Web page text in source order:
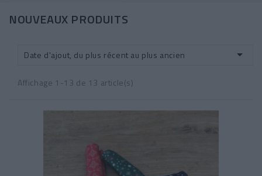
NOUVEAUX PRODUITS
Date d'ajout, du plus récent au plus ancien 
Affichage 1-13 de 13 article(s)